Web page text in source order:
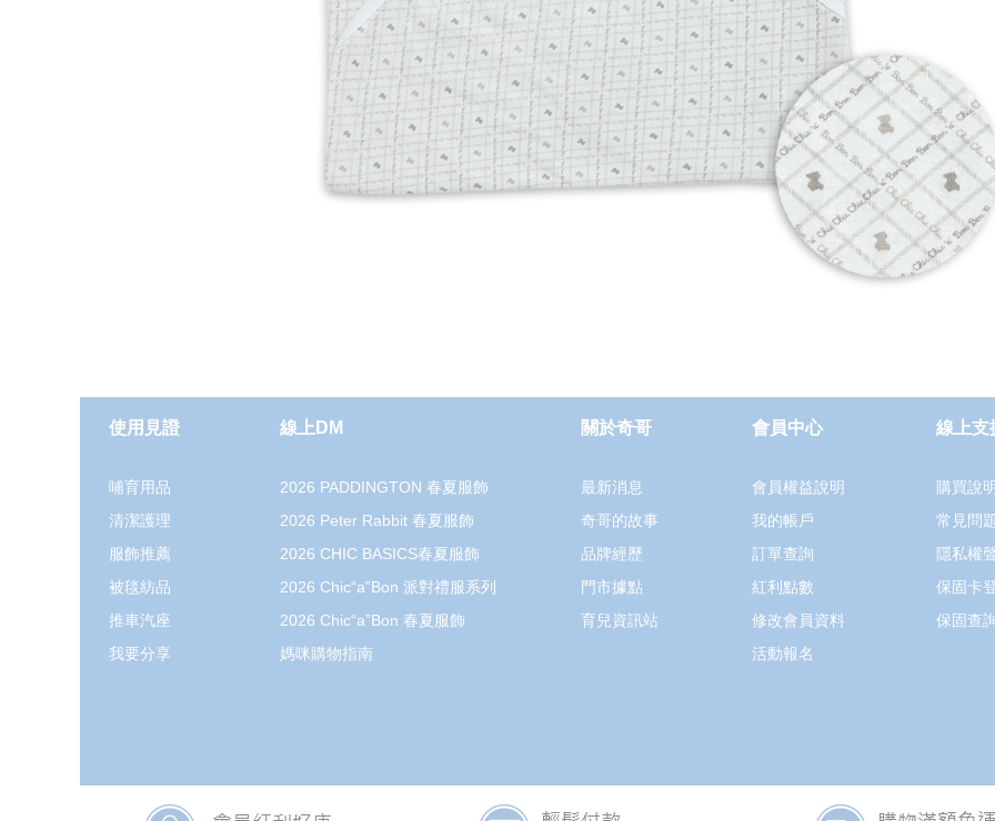
使用見證
哺育用品
清潔護理
服飾推薦
被毯紡品
推車汽座
我要分享
線上DM
2026 PADDINGTON 春夏服飾
2026 Peter Rabbit 春夏服飾
2026 CHIC BASICS春夏服飾
2026 Chic“a”Bon 派對禮服系列
2026 Chic“a”Bon 春夏服飾
媽咪購物指南
關於奇哥
最新消息
奇哥的故事
品牌經歷
門市據點
育兒資訊站
會員中心
會員權益說明
我的帳戶
訂單查詢
紅利點數
修改會員資料
活動報名
線上支
購買說
常見問
隱私權
保固卡
保固查